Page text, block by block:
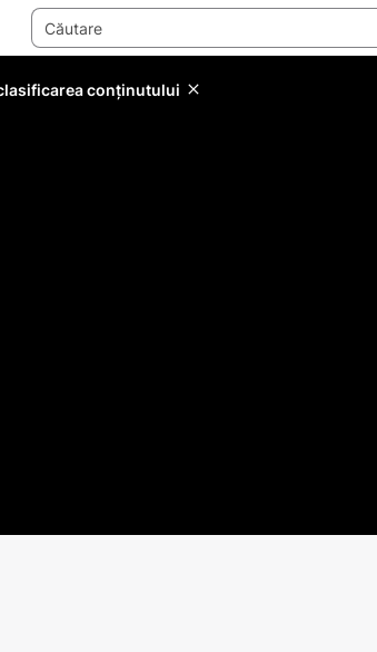
conținutului